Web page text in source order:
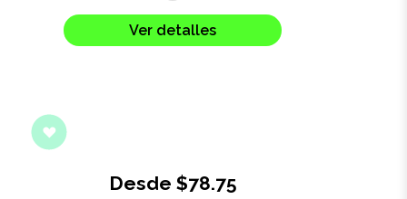
Ver detalles
Desde $78.75